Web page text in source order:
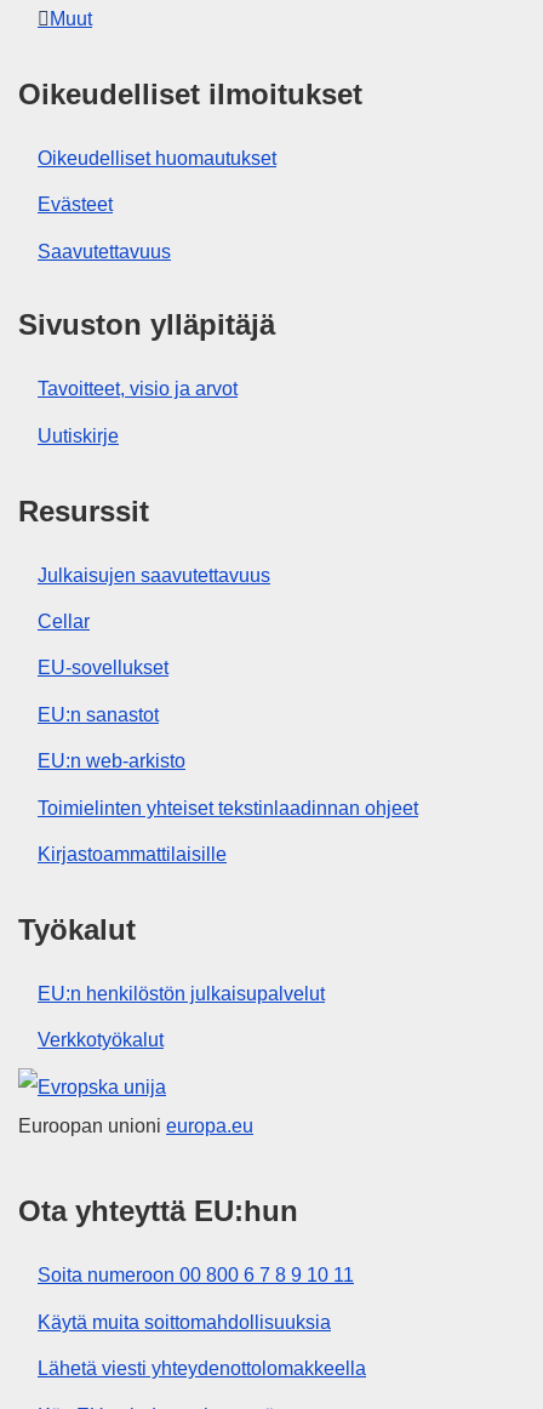
Muut
Oikeudelliset ilmoitukset
Oikeudelliset huomautukset
Evästeet
Saavutettavuus
Sivuston ylläpitäjä
Tavoitteet, visio ja arvot
Uutiskirje
Resurssit
Julkaisujen saavutettavuus
Cellar
EU-sovellukset
EU:n sanastot
EU:n web-arkisto
Toimielinten yhteiset tekstinlaadinnan ohjeet
Kirjastoammattilaisille
Työkalut
EU:n henkilöstön julkaisupalvelut
Verkkotyökalut
Euroopan unioni
Euroopan unioni europa.eu
Ota yhteyttä EU:hun
Soita numeroon 00 800 6 7 8 9 10 11
Käytä muita soittomahdollisuuksia
Lähetä viesti yhteydenottolomakkeella